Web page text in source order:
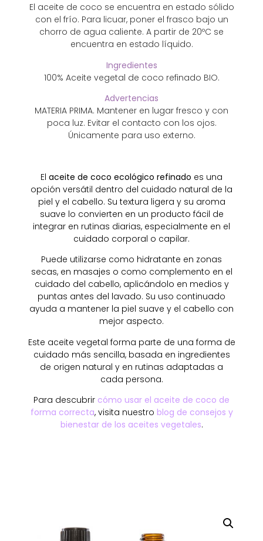
El aceite de coco se encuentra en estado sólido
con el frío. Para licuar, poner el frasco bajo un
chorro de agua caliente. A partir de 20ºC se
encuentra en estado líquido.
Ingredientes
100% Aceite vegetal de coco refinado BIO.
Advertencias
MATERIA PRIMA. Mantener en lugar fresco y con
poca luz. Evitar el contacto con los ojos.
Únicamente para uso externo.
El aceite de coco ecológico refinado es una
opción versátil dentro del cuidado natural de la
piel y el cabello. Su textura ligera y su aroma
suave lo convierten en un producto fácil de
integrar en rutinas diarias, especialmente en el
cuidado corporal o capilar.
Puede utilizarse como hidratante en zonas
secas, en masajes o como complemento en el
cuidado del cabello, aplicándolo en medios y
puntas antes del lavado. Su uso continuado
ayuda a mantener la piel suave y el cabello con
mejor aspecto.
Este aceite vegetal forma parte de una forma de
cuidado más sencilla, basada en ingredientes
de origen natural y en rutinas adaptadas a
cada persona.
Para descubrir cómo usar el aceite de coco de
forma correcta, visita nuestro blog de consejos y
bienestar de los aceites vegetales.